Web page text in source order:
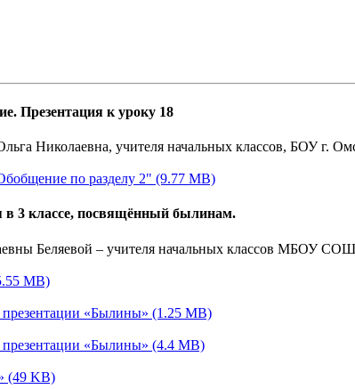
Презентация к уроку 18
Николаевна, учителя начальных классов, БОУ г.
по разделу 2" (9.77 MB)
в 3 классе, посвящённый былинам.
Беляевой – учителя начальных классов МБОУ
MB)
«Былины» (1.25 MB)
«Былины» (4.4 MB)
(49 KB)